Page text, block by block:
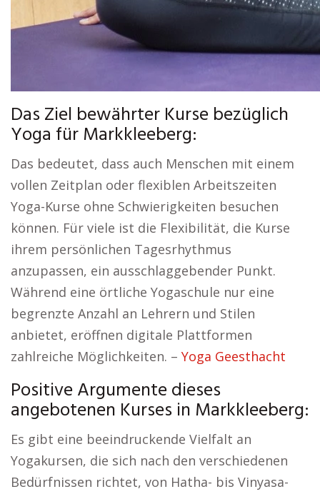
Das Ziel bewährter Kurse bezüglich
Yoga für Markkleeberg:
Das bedeutet, dass auch Menschen mit einem
vollen Zeitplan oder flexiblen Arbeitszeiten
Yoga-Kurse ohne Schwierigkeiten besuchen
können. Für viele ist die Flexibilität, die Kurse
ihrem persönlichen Tagesrhythmus
anzupassen, ein ausschlaggebender Punkt.
Während eine örtliche Yogaschule nur eine
begrenzte Anzahl an Lehrern und Stilen
anbietet, eröffnen digitale Plattformen
zahlreiche Möglichkeiten. – Yoga Geesthacht
Positive Argumente dieses
angebotenen Kurses in Markkleeberg:
Es gibt eine beeindruckende Vielfalt an
Yogakursen, die sich nach den verschiedenen
Bedürfnissen richtet, von Hatha- bis Vinyasa-